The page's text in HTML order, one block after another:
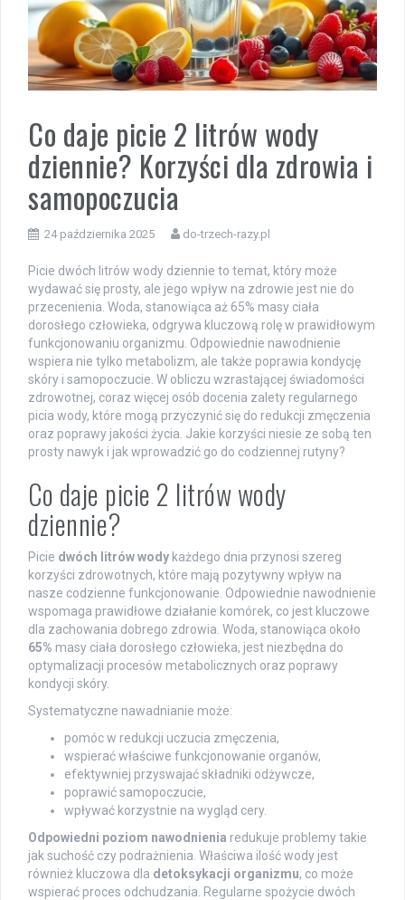
Co daje picie 2 litrów wody
dziennie? Korzyści dla zdrowia i
samopoczucia
24 października 2025 do-trzech-razy.pl
Picie dwóch litrów wody dziennie to temat, który może
wydawać się prosty, ale jego wpływ na zdrowie jest nie do
przecenienia. Woda, stanowiąca aż 65% masy ciała
dorosłego człowieka, odgrywa kluczową rolę w prawidłowym
funkcjonowaniu organizmu. Odpowiednie nawodnienie
wspiera nie tylko metabolizm, ale także poprawia kondycję
skóry i samopoczucie. W obliczu wzrastającej świadomości
zdrowotnej, coraz więcej osób docenia zalety regularnego
picia wody, które mogą przyczynić się do redukcji zmęczenia
oraz poprawy jakości życia. Jakie korzyści niesie ze sobą ten
prosty nawyk i jak wprowadzić go do codziennej rutyny?
Co daje picie 2 litrów wody
dziennie?
Picie dwóch litrów wody każdego dnia przynosi szereg
korzyści zdrowotnych, które mają pozytywny wpływ na
nasze codzienne funkcjonowanie. Odpowiednie nawodnienie
wspomaga prawidłowe działanie komórek, co jest kluczowe
dla zachowania dobrego zdrowia. Woda, stanowiąca około
65% masy ciała dorosłego człowieka, jest niezbędna do
optymalizacji procesów metabolicznych oraz poprawy
kondycji skóry.
Systematyczne nawadnianie może:
pomóc w redukcji uczucia zmęczenia,
wspierać właściwe funkcjonowanie organów,
efektywniej przyswajać składniki odżywcze,
poprawić samopoczucie,
wpływać korzystnie na wygląd cery.
Odpowiedni poziom nawodnienia redukuje problemy takie
jak suchość czy podrażnienia. Właściwa ilość wody jest
również kluczowa dla detoksykacji organizmu, co może
wspierać proces odchudzania. Regularne spożycie dwóch